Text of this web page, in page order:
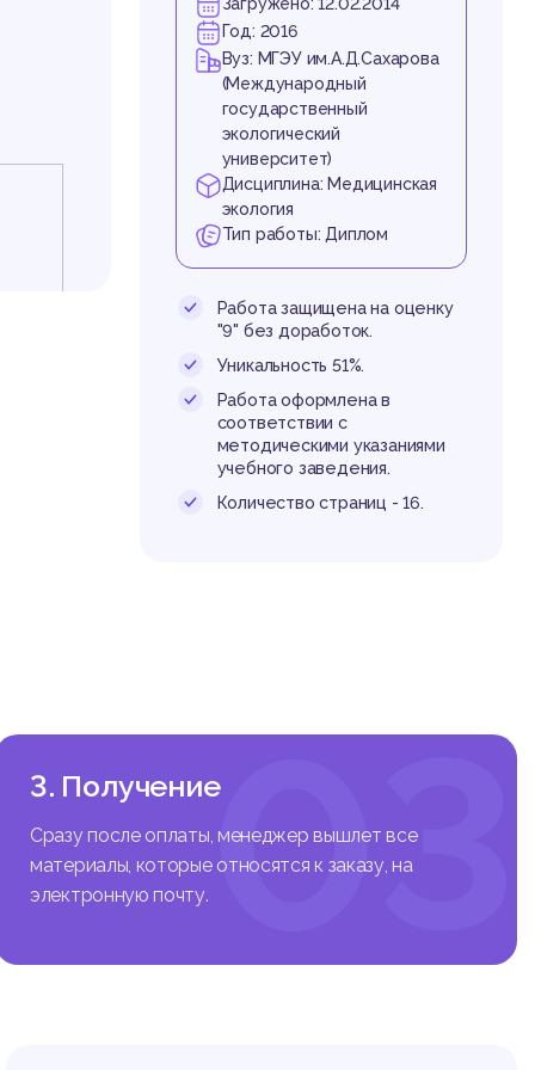
Год: 2016
Вуз: МГЭУ им.А.Д.Сахарова
(Международный
государственный
экологический
университет)
Дисциплина: Медицинская
экология
Тип работы: Диплом
Работа защищена на оценку
"9" без доработок.
Уникальность 51%.
Работа оформлена в
соответствии с
методическими указаниями
учебного заведения.
Количество страниц - 16.
03
3. Получение
Сразу после оплаты, менеджер вышлет все
материалы, которые относятся к заказу, на
электронную почту.